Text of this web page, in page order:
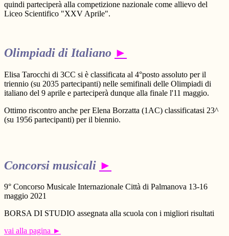
quindi parteciperà alla competizione nazionale come allievo del
Liceo Scientifico "XXV Aprile".
Olimpiadi di Italiano ►
Elisa Tarocchi di 3CC si è classificata al 4°posto assoluto per il
triennio (su 2035 partecipanti) nelle semifinali delle Olimpiadi di
italiano del 9 aprile e parteciperà dunque alla finale l'11 maggio.
Ottimo riscontro anche per Elena Borzatta (1AC) classificatasi 23^
(su 1956 partecipanti) per il biennio.
Concorsi musicali ►
9° Concorso Musicale Internazionale Città di Palmanova 13-16
maggio 2021
BORSA DI STUDIO assegnata alla scuola con i migliori risultati
vai alla pagina ►